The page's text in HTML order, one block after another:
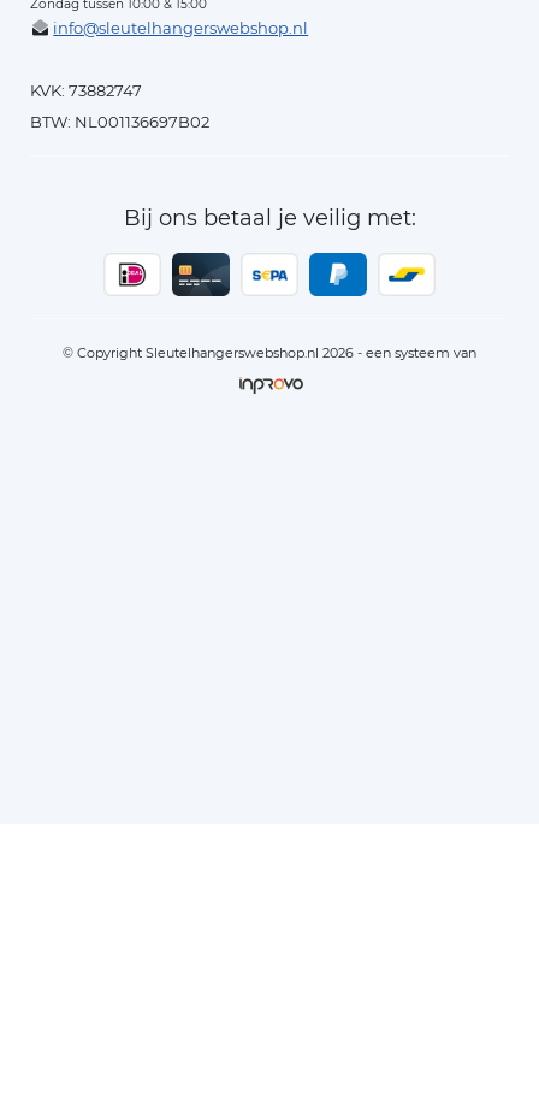
Zondag tussen 10:00 & 15:00
info@sleutelhangerswebshop.nl
KVK: 73882747
BTW: NL001136697B02
Bij ons betaal je veilig met:
© Copyright Sleutelhangerswebshop.nl 2026 - een systeem van